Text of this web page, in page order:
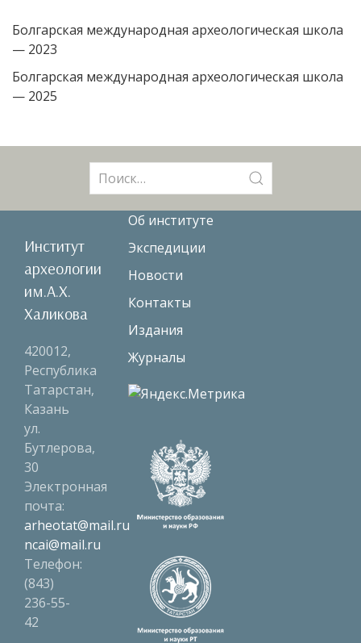
Болгарская международная археологическая школа
— 2023
Болгарская международная археологическая школа
— 2025
Институт
археологии
им.А.Х.
Халикова
420012,
Республика
Татарстан,
Казань
ул.
Бутлерова,
30
Электронная
почта:
arheotat@mail.ru
ncai@mail.ru
Телефон:
(843)
236-55-
42
Об институте
Экспедиции
Новости
Контакты
Издания
Журналы